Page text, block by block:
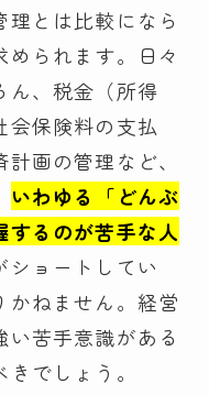
とは比較になら
られます。日々
ん、税金（所得
会保険料の支払
画の管理など、
いわゆる「どんぶ
するのが苦手な人
ショートしてい
かねません。経営
苦手意識がある
でしょう。